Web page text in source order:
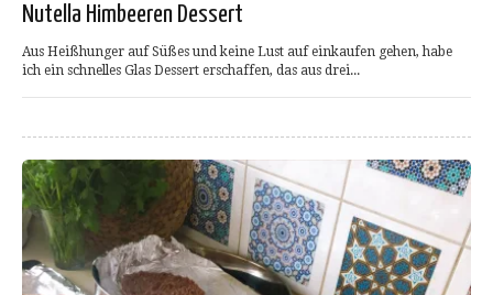
Nutella Himbeeren Dessert
Aus Heißhunger auf Süßes und keine Lust auf einkaufen gehen, habe
ich ein schnelles Glas Dessert erschaffen, das aus drei...